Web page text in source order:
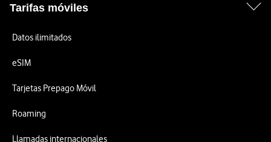
Tarifas móviles
Datos ilimitados
eSIM
Tarjetas Prepago Móvil
Roaming
Llamadas internacionales